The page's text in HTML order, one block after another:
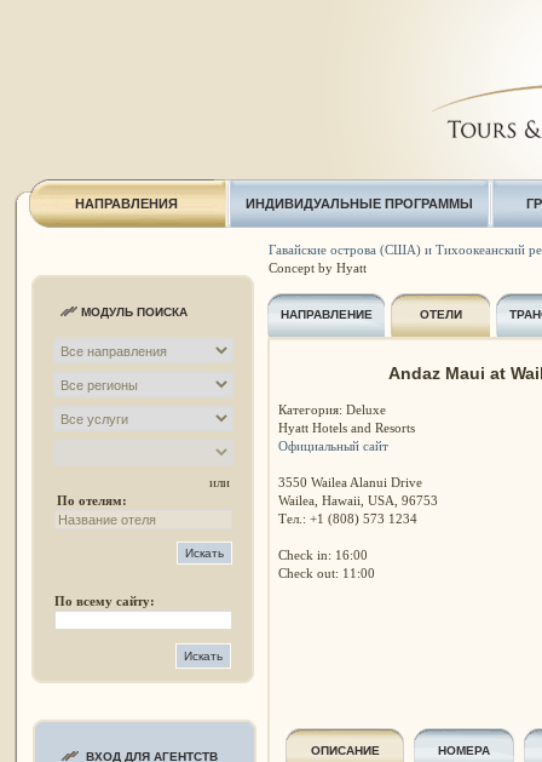
НАПРАВЛЕНИЯ ИНДИВИДУАЛЬНЫЕ ПРОГРАММЫ
МОДУЛЬ ПОИСКА
или
По отелям:
По всему сайту:
ВХОД ДЛЯ АГЕНТСТВ
Гавайские острова (США) и Тихоокеанский
Concept by Hyatt
НАПРАВЛЕНИЕ ОТЕЛИ
Andaz Maui at
Категория: Deluxe
Hyatt Hotels and Resorts
Официальный сайт
3550 Wailea Alanui Drive
Wailea, Hawaii, USA, 96753
Тел.: +1 (808) 573 1234
Check in: 16:00
Check out: 11:00
ОПИСАНИЕ НОМЕРА